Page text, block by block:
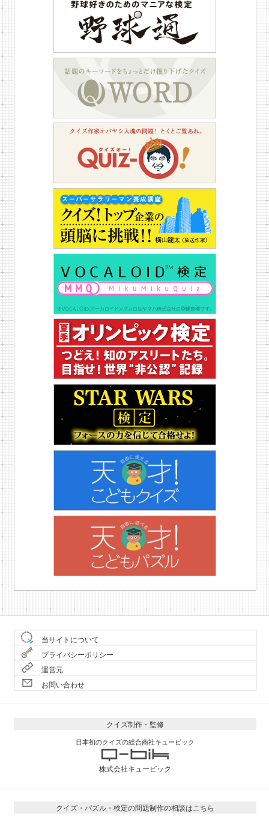
当サイトについて
プライバシーポリシー
運営元
お問い合わせ
クイズ制作・監修
日本初のクイズの総合商社キュービック
株式会社キュービック
クイズ・パズル・検定の問題制作の相談はこちら